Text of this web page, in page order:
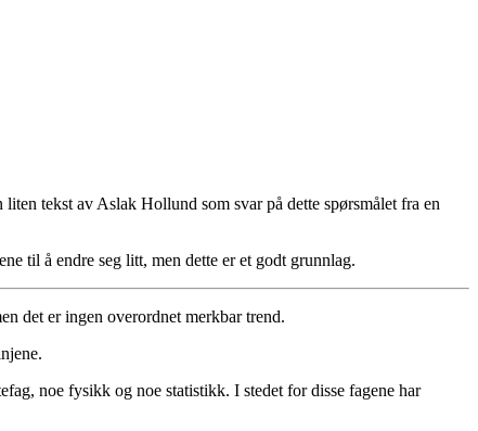
tekst av Aslak Hollund som svar på dette spørsmålet fra en
til å endre seg litt, men dette er et godt grunnlag.
det er ingen overordnet merkbar trend.
noe fysikk og noe statistikk. I stedet for disse fagene har